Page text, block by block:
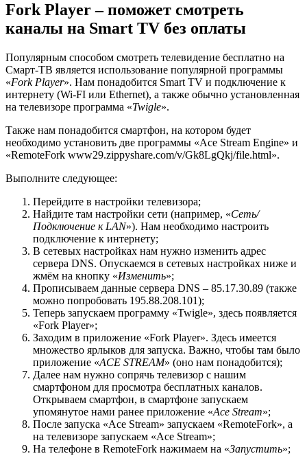
Fork Player – поможет смотреть
каналы на Smart TV без оплаты
Популярным способом смотреть телевидение бесплатно на
Смарт-ТВ является использование популярной программы
«Fork Player». Нам понадобится Smart TV и подключение к
интернету (Wi-FI или Ethernet), а также обычно установленная
на телевизоре программа «Twigle».
Также нам понадобится смартфон, на котором будет
необходимо установить две программы «Ace Stream Engine» и
«RemoteFork www29.zippyshare.com/v/Gk8LgQkj/file.html».
Выполните следующее:
Перейдите в настройки телевизора;
Найдите там настройки сети (например, «Сеть/
Подключение к LAN»). Нам необходимо настроить
подключение к интернету;
В сетевых настройках нам нужно изменить адрес
сервера DNS. Опускаемся в сетевых настройках ниже и
жмём на кнопку «Изменить»;
Прописываем данные сервера DNS – 85.17.30.89 (также
можно попробовать 195.88.208.101);
Теперь запускаем программу «Twigle», здесь появляется
«Fork Player»;
Заходим в приложение «Fork Player». Здесь имеется
множество ярлыков для запуска. Важно, чтобы там было
приложение «ACE STREAM» (оно нам понадобится);
Далее нам нужно сопрячь телевизор с нашим
смартфоном для просмотра бесплатных каналов.
Открываем смартфон, в смартфоне запускаем
упомянутое нами ранее приложение «Ace Stream»;
После запуска «Ace Stream» запускаем «RemoteFork», а
на телевизоре запускаем «Ace Stream»;
На телефоне в RemoteFork нажимаем на «Запустить»;